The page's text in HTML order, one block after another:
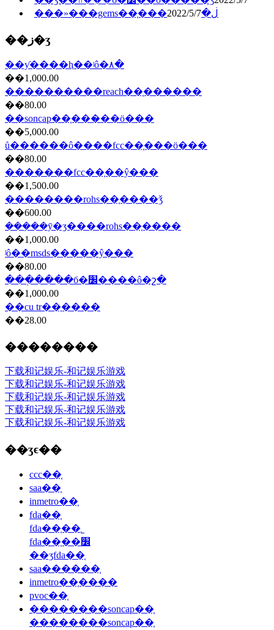
���»���gems��֤���ڶ�2022/5/7
��ز�ʒ
��ƴ����ⱨ��ʲô�۸�
��1,000.00
����������reach��֤���̷���
��80.00
��soncap��֤���̷��ö���
��5,000.00
ů������ô����fcc��֤���ö���
��80.00
�������fcc��֤��ŷ���
��1,500.00
��������rohs��֤����ǯ
��600.00
���ܼ��ȳ�ʒ����rohs��֤����
��1,000.00
ʲô��msds�����ŷ���
��80.00
���ְ���ִ�б�׼����ô�շ�
��1,000.00
��cu tr��֤����
��28.00
��������
下载和记娱乐-和记娱乐游戏
下载和记娱乐-和记娱乐游戏
下载和记娱乐-和记娱乐游戏
下载和记娱乐-和记娱乐游戏
下载和记娱乐-和记娱乐游戏
��ʒϵ��
ccc��֤
saa��֤
inmetro��֤
fda��֤
fda��֤��˾
fda��֤��׼
��ʒfda��֤
saa������֤
inmetro��֤����
pvoc��֤
��������soncap��֤
��������soncap��֤